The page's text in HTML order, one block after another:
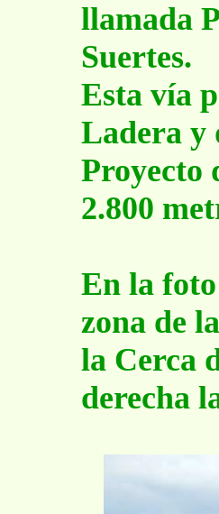
llamada
Suertes.
Esta vía
Ladera y
Proyecto
2.800
En la
zona de
la Cerca
derecha